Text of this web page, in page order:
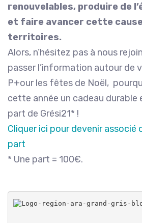
renouvelables, produire de
et faire avancer cette
territoires.
Alors, n’hésitez pas à nous
passer l’information autour de
P+our les fêtes de Noël,
cette année un cadeau durable
part de Grési21* !
Cliquer ici pour devenir associé
part
* Une part = 100€.